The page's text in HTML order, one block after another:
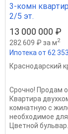
3-комн
2/5 эт.
13 000 000 ₽
282 609 ₽ за м2
Ипотека от 62
Краснодарский
Срочно! Продам
Квартира
комнатную с
необходимое
Цветной